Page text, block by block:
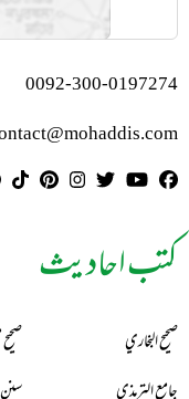
0092-300-0197274
کتب احادیث
صحيح البخاري
جامع الترمذي
سنن